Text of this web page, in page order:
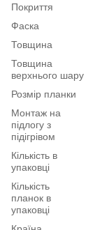
Покриття
Фаска
Товщина
Товщина
верхнього шару
Розмір планки
Монтаж на
підлогу з
підігрівом
Кількість в
упаковці
Кількість
планок в
упаковці